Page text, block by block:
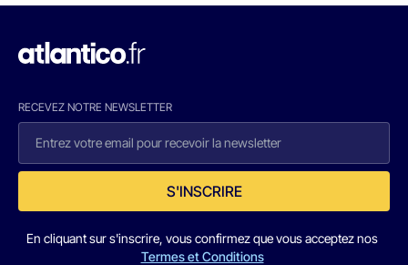
RECEVEZ NOTRE NEWSLETTER
S'INSCRIRE
En cliquant sur s'inscrire, vous confirmez que vous acceptez nos
Termes et Conditions